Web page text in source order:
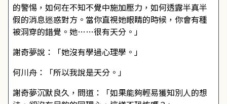
的警惕，如何在不知不覺中施加壓力，如何透露半真半
假的消息迷惑對方。當你直視她眼睛的時候，你會有種
被洞穿的錯覺。她……很有天分。」
謝奇夢說：「她沒有學過心理學。」
何川舟：「所以我說是天分。」
謝奇夢沉默良久，問道：「如果能夠輕易獲知別人的想